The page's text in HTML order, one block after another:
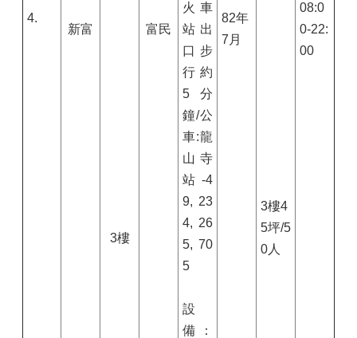
4.
新富
富民
火車
站出
口步
行約
5分
鐘/公
車:龍
山寺
站-4
9, 23
4, 26
5, 70
5
設
備：
82年
7月
08:0
0-22:
00
3樓
3樓4
5坪/5
0人